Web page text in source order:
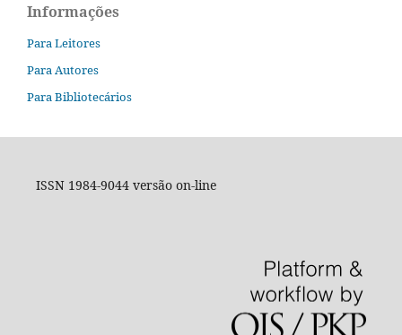
Informações
Para Leitores
Para Autores
Para Bibliotecários
ISSN 1984-9044 versão on-line